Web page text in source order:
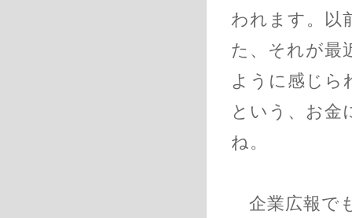
われます。以
た、それが最
ように感じら
という、お金
ね。
企業広報で